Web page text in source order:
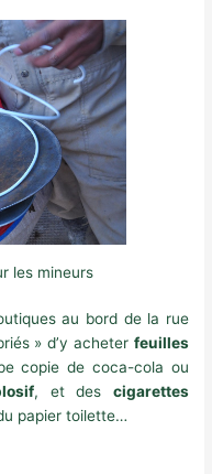
les mineurs
au bord de la rue
» d’y acheter feuilles
copie de coca-cola ou
, et des cigarettes
papier toilette…